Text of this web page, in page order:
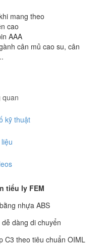
mang theo
cao
AAA
cân mủ cao su, cân
quan
kỹ thuật
tiểu ly FEM
nhựa ABS
dàng di chuyển
C3 theo tiêu chuẩn OIML